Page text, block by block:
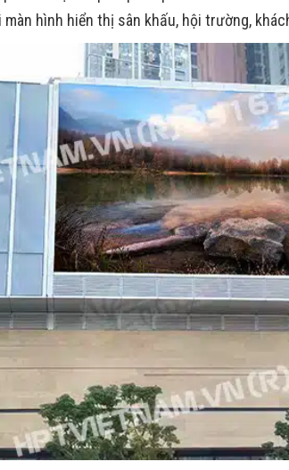
hình hiển thị sân khấu, hội trường,